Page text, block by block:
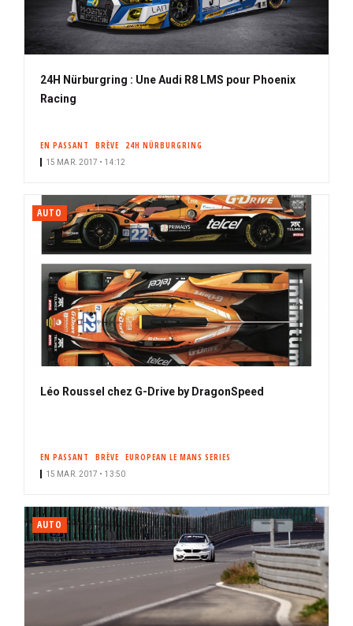
24H Nürburgring : Une Audi R8 LMS pour Phoenix
Racing
EN PASSANT BRÈVE 24H NÜRBURGRING
15 MAR. 2017 • 14:12
AUTO
Léo Roussel chez G-Drive by DragonSpeed
EN PASSANT BRÈVE EUROPEAN LE MANS SERIES
15 MAR. 2017 • 13:50
AUTO